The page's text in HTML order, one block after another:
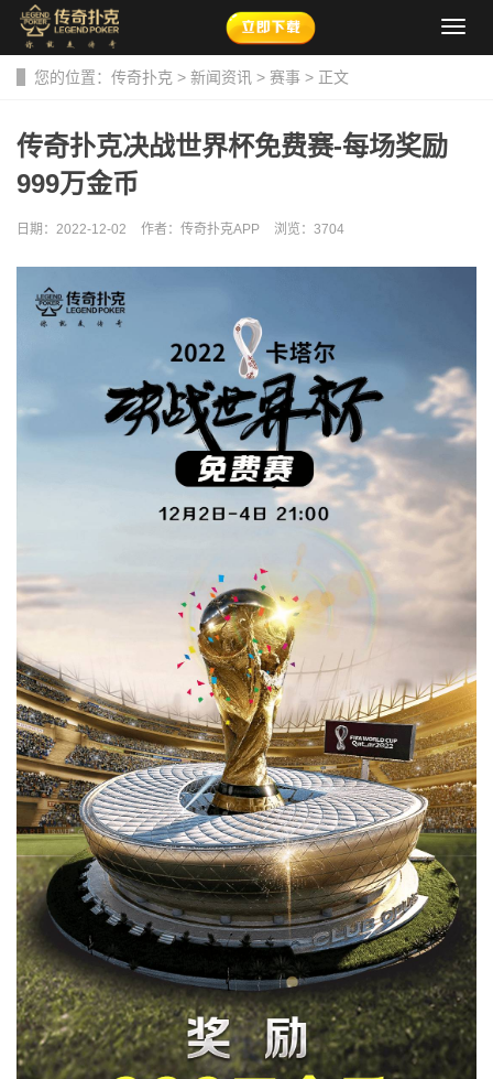
导
您的位置： 传奇扑克 > 新闻资讯 > 赛事 > 正文
传奇扑克决战世界杯免费赛-每场奖励
999万金币
日期：2022-12-02 作者：传奇扑克APP 浏览： 3704